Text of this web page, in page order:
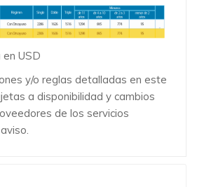
USD
y/o reglas detalladas en este
a disponibilidad y cambios
de los servicios